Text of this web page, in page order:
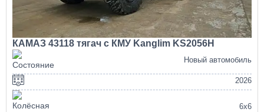
КАМАЗ 43118 тягач с КМУ Kanglim KS2056H
Новый автомобиль
2026
6х6